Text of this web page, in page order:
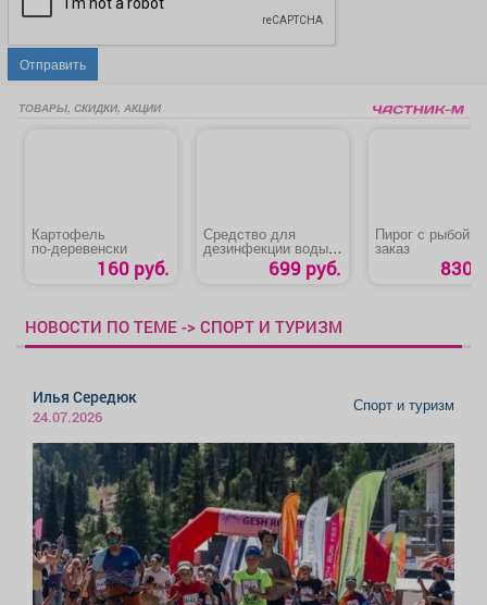
Отправить
ТОВАРЫ, СКИДКИ, АКЦИИ
Картофель
по‑деревенски
160 руб.
Средство для
дезинфекции воды в
бассейнах
ЛОНГАФОР699 руб.
Пирог с рыбой
заказ
830
НОВОСТИ ПО ТЕМЕ -> СПОРТ И ТУРИЗМ
Илья Середюк
24.07.2026
Спорт и туризм